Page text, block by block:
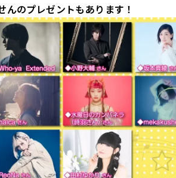
んのプレゼントもあります！